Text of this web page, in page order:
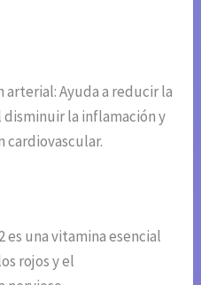
arterial: Ayuda a reducir la
la inflamación y
cardiovascular.
es una vitamina esencial
rojos y el